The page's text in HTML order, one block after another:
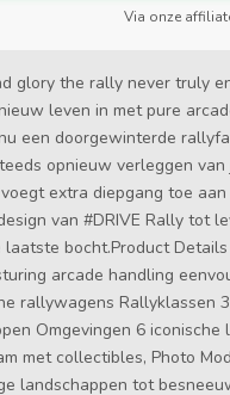
Via onze
glory the rally never truly
leven in met pure
een doorgewinterde
opnieuw verleggen
extra diepgang toe
van #DRIVE Rally tot
bocht.Product
arcade handling
rallywagens Rallyklassen
Omgevingen 6
met collectibles, Photo
landschappen tot